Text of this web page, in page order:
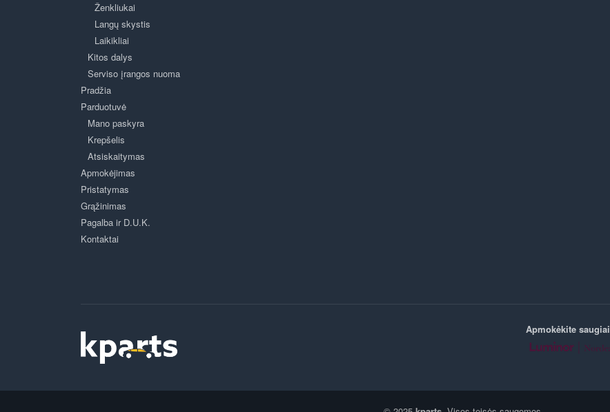
Ženkliukai
Langų skystis
Laikikliai
Kitos dalys
Serviso įrangos nuoma
Pradžia
Parduotuvė
Mano paskyra
Krepšelis
Atsiskaitymas
Apmokėjimas
Pristatymas
Grąžinimas
Pagalba ir D.U.K.
Kontaktai
Apmokėkite saugiai